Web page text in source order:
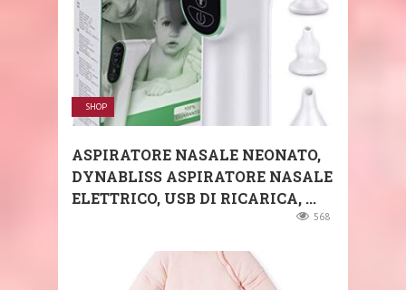
SHOP
ASPIRATORE NASALE NEONATO,
DYNABLISS ASPIRATORE NASALE
ELETTRICO, USB DI RICARICA, ...
568